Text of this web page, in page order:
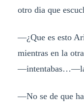
otro dia que
—¿Que es esto
mientras en la
—No se de que